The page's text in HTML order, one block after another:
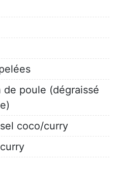
poule (dégraissé
coco/curry